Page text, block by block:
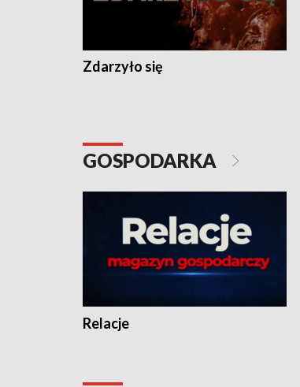
Zdarzyło się
GOSPODARKA
Relacje